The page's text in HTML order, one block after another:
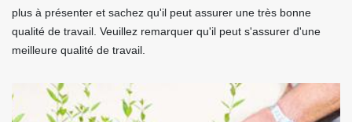
plus à présenter et sachez qu'il peut assurer une très bonne
qualité de travail. Veuillez remarquer qu'il peut s'assurer d'une
meilleure qualité de travail.